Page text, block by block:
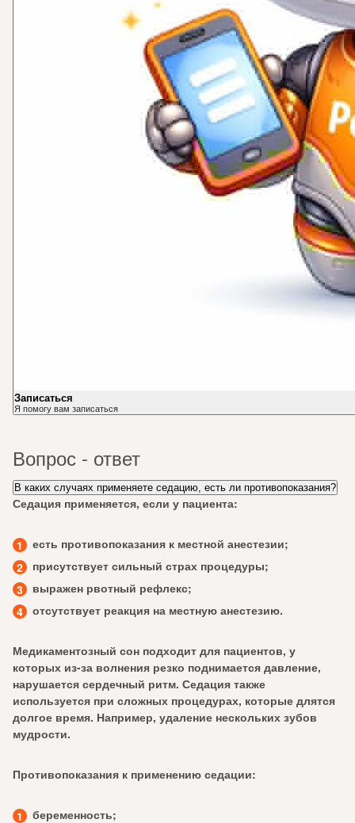
Записаться
Я помогу вам записаться
Вопрос - ответ
В каких случаях применяете седацию, есть ли противопоказания?
Седация применяется, если у пациента:
есть противопоказания к местной анестезии;
присутствует сильный страх процедуры;
выражен рвотный рефлекс;
отсутствует реакция на местную анестезию.
Медикаментозный сон подходит для пациентов, у
которых из-за волнения резко поднимается давление,
нарушается сердечный ритм. Седация также
используется при сложных процедурах, которые длятся
долгое время. Например, удаление нескольких зубов
мудрости.
Противопоказания к применению седации:
беременность;